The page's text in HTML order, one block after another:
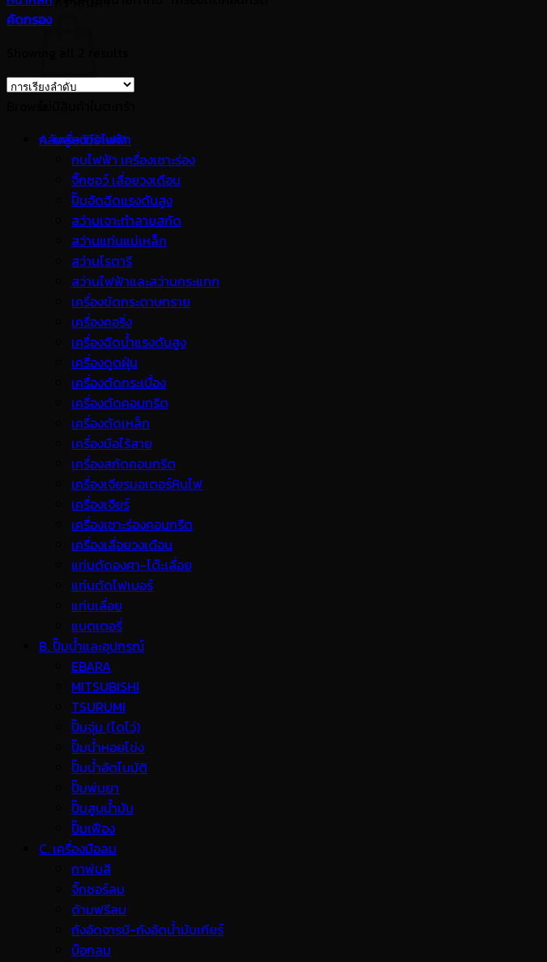
ตะกร้าสินค้า
กลับสู่หน้าร้านค้า
คัดกรอง
A. เครื่องมือไฟฟ้า
กบไฟฟ้า เครื่องเซาะร่อง
จิ๊กซอว์ เลื่อยวงเดือน
ปั๊มอัดฉีดแรงดันสูง
สว่านเจาะทำลายสกัด
สว่านแท่นแม่เหล็ก
สว่านโรตารี
สว่านไฟฟ้าและสว่านกระแทก
เครื่องขัดกระดาษทราย
เครื่องคอริ่ง
เครื่องฉีดน้ำแรงดันสูง
เครื่องดูดฝุ่น
เครื่องตัดกระเบื้อง
เครื่องตัดคอนกรีต
เครื่องตัดเหล็ก
เครื่องมือไร้สาย
เครื่องสกัดคอนกรีต
เครื่องเจียรมอเตอร์หินไฟ
เครื่องเจียร์
เครื่องเซาะร่องคอนกรีต
เครื่องเลื่อยวงเดือน
แท่นตัดองศา-โต๊ะเลื่อย
แท่นตัดไฟเบอร์
แท่นเลื่อย
แบตเตอรี่
B. ปั๊มน้ำและอุปกรณ์
EBARA
MITSUBISHI
TSURUMI
ปั๊มจุ่ม (ไดโว่)
ปั๊มน้ำหอยโข่ง
ปั๊มน้ำอัตโนมัติ
ปั๊มพ่นยา
ปั๊มสูบน้ำมัน
ปั๊มเฟือง
C. เครื่องมือลม
กาพ่นสี
จิ๊กซอร์ลม
ด้ามฟรีลม
ถังอัดจารบี-ถังอัดน้ำมันเกียร์
บ๊อกลม